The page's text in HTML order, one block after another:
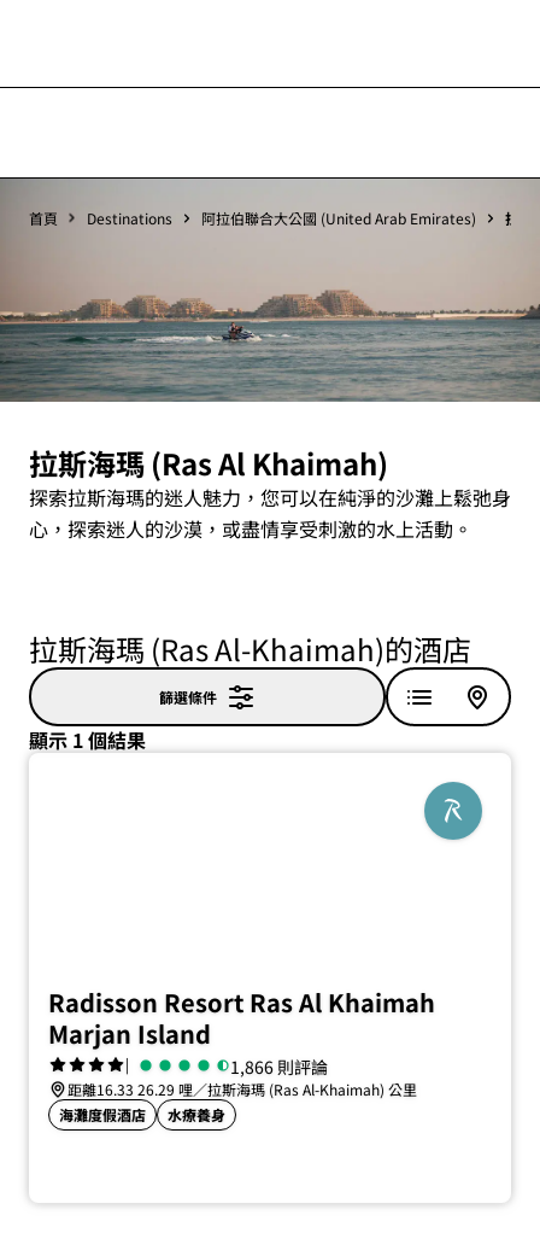
首頁 Destinations 阿拉伯聯合大公國 (United Arab Emirates) 拉斯
拉斯海瑪 (Ras Al Khaimah)
探索拉斯海瑪的迷人魅力，您可以在純淨的沙灘上鬆弛身
心，探索迷人的沙漠，或盡情享受刺激的水上活動。
拉斯海瑪 (Ras Al-Khaimah)的酒店
篩選條件
顯示 1 個結果
Radisson Resort Ras Al Khaimah
Marjan Island
| 1,866 則評論
距離16.33 26.29 哩／拉斯海瑪 (Ras Al-Khaimah) 公里
海灘度假酒店
水療養身